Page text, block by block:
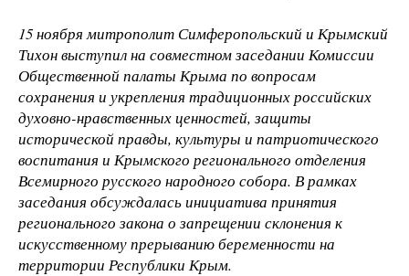
15 ноября митрополит Симферопольский и Крымский
Тихон выступил на совместном заседании Комиссии
Общественной палаты Крыма по вопросам
сохранения и укрепления традиционных российских
духовно-нравственных ценностей, защиты
исторической правды, культуры и патриотического
воспитания и Крымского регионального отделения
Всемирного русского народного собора. В рамках
заседания обсуждалась инициатива принятия
регионального закона о запрещении склонения к
искусственному прерыванию беременности на
территории Республики Крым.